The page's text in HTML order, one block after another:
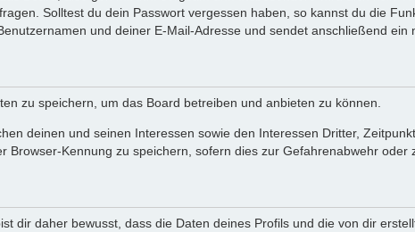
Solltest du dein Passwort vergessen haben, so kannst du die
und deiner E-Mail-Adresse und sendet anschließend ein
zu speichern, um das Board betreiben und anbieten zu können.
deinen und seinen Interessen sowie den Interessen Dritter,
Kennung zu speichern, sofern dies zur Gefahrenabwehr oder
dir daher bewusst, dass die Daten deines Profils und die von dir